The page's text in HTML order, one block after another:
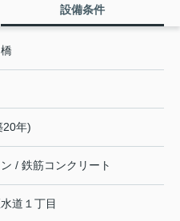
設備条件
20年)
/ 鉄筋コンクリート
水道 １丁目